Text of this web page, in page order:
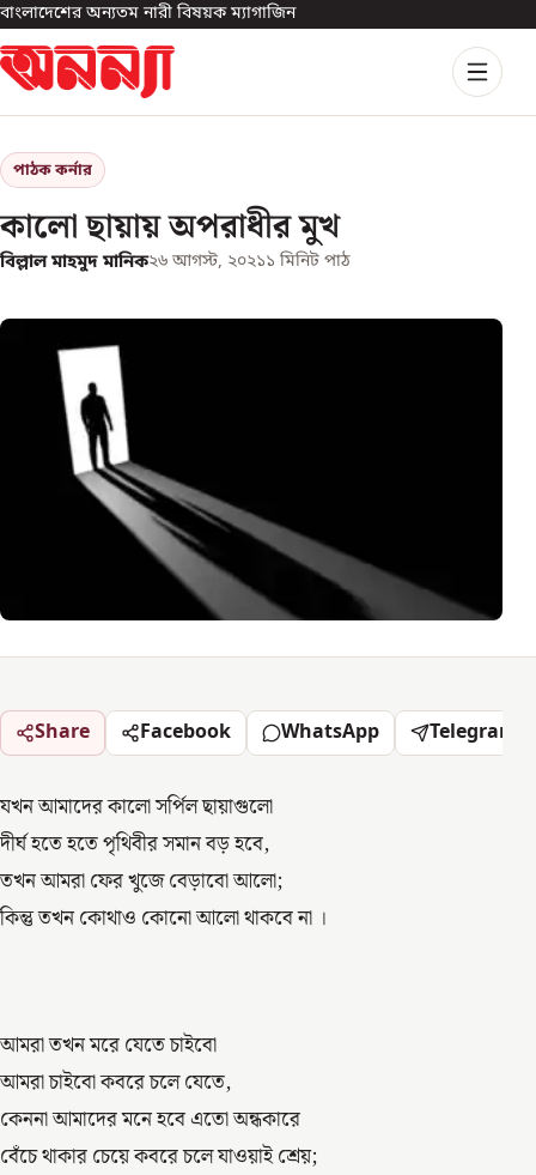
বাংলাদেশের অন্যতম নারী বিষয়ক ম্যাগাজিন
পাঠক কর্নার
কালো ছায়ায় অপরাধীর মুখ
বিল্লাল মাহমুদ মানিক২৬ আগস্ট, ২০২১১ মিনিট পাঠ
Share Facebook WhatsApp Telegram
যখন আমাদের কালো সর্পিল ছায়াগুলো
দীর্ঘ হতে হতে পৃথিবীর সমান বড় হবে,
তখন আমরা ফের খুজে বেড়াবো আলো;
কিন্তু তখন কোথাও কোনো আলো থাকবে না ।
আমরা তখন মরে যেতে চাইবো
আমরা চাইবো কবরে চলে যেতে,
কেননা আমাদের মনে হবে এতো অন্ধকারে
বেঁচে থাকার চেয়ে কবরে চলে যাওয়াই শ্রেয়;